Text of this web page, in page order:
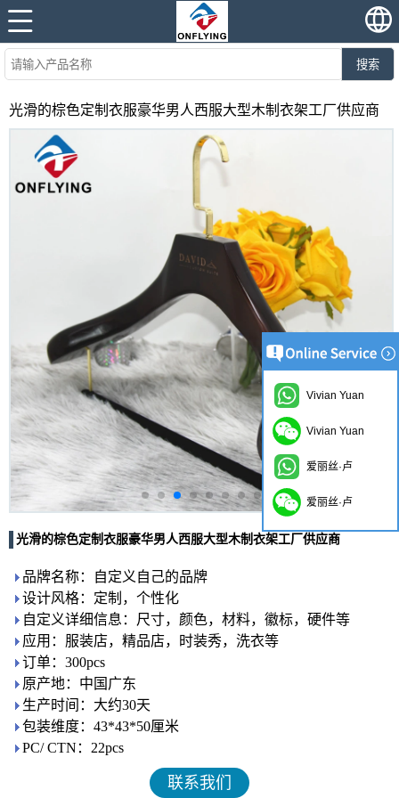
搜索
光滑的棕色定制衣服豪华男人西服大型木制衣架工厂供应商
光滑的棕色定制衣服豪华男人西服大型木制衣架工厂供应商
品牌名称：自定义自己的品牌
设计风格：定制，个性化
自定义详细信息：尺寸，颜色，材料，徽标，硬件等
应用：服装店，精品店，时装秀，洗衣等
订单：300pcs
原产地：中国广东
生产时间：大约30天
包装维度：43*43*50厘米
PC/ CTN：22pcs
联系我们
Vivian Yuan
Vivian Yuan
爱丽丝·卢
爱丽丝·卢